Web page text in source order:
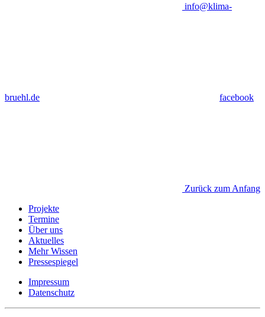
info@klima-
bruehl.de facebook
Zurück zum Anfang
Projekte
Termine
Über uns
Aktuelles
Mehr Wissen
Pressespiegel
Impressum
Datenschutz